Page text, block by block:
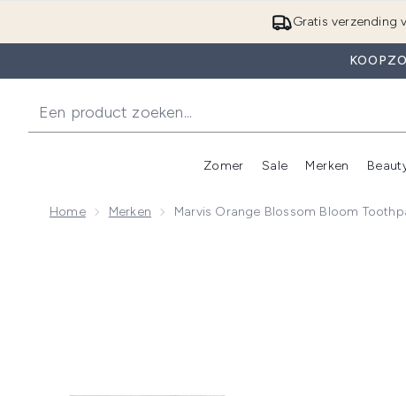
Gratis verzending
Zomer
Enter submenu (Zomer)
Sale
Enter
Merken
Home Merken Marvis Orange Blossom Bloom